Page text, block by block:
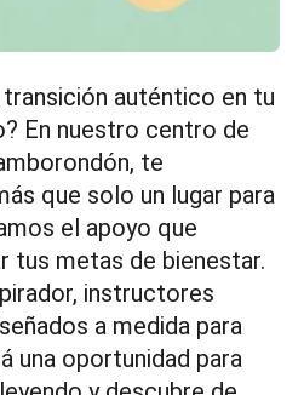
auténtico en tu
En nuestro centro de
te
que solo un lugar para
el apoyo que
tus metas de bienestar.
instructores
a medida para
una oportunidad para